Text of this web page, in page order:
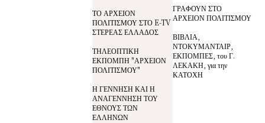
ΤΟ ΑΡΧΕΙΟΝ
ΠΟΛΙΤΙΣΜΟΥ ΣΤΟ E-TV
ΣΤΕΡΕΑΣ ΕΛΛΑΔΟΣ
ΤΗΛΕΟΠΤΙΚΗ
ΕΚΠΟΜΠΗ "ΑΡΧΕΙΟΝ
ΠΟΛΙΤΙΣΜΟΥ"
Η ΓΕΝΝΗΣΗ ΚΑΙ Η
ΑΝΑΓΕΝΝΗΣΗ ΤΟΥ
ΕΘΝΟΥΣ ΤΩΝ
ΕΛΛΗΝΩΝ
ΓΡΑΦΟΥΝ ΣΤΟ
ΑΡΧΕΙΟΝ ΠΟΛΙΤΙΣΜΟΥ
ΒΙΒΛΙΑ,
ΝΤΟΚΥΜΑΝΤΑΙΡ,
ΕΚΠΟΜΠΕΣ, του Γ.
ΛΕΚΑΚΗ, για την
ΚΑΤΟΧΗ